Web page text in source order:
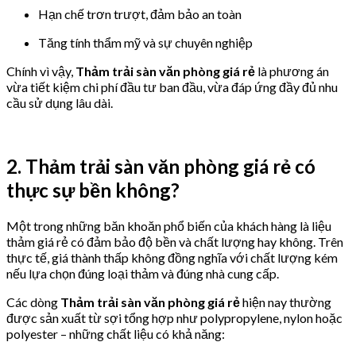
Hạn chế trơn trượt, đảm bảo an toàn
Tăng tính thẩm mỹ và sự chuyên nghiệp
Chính vì vậy, Thảm trải sàn văn phòng giá rẻ là phương án
vừa tiết kiệm chi phí đầu tư ban đầu, vừa đáp ứng đầy đủ nhu
cầu sử dụng lâu dài.
2. Thảm trải sàn văn phòng giá rẻ có
thực sự bền không?
Một trong những băn khoăn phổ biến của khách hàng là liệu
thảm giá rẻ có đảm bảo độ bền và chất lượng hay không. Trên
thực tế, giá thành thấp không đồng nghĩa với chất lượng kém
nếu lựa chọn đúng loại thảm và đúng nhà cung cấp.
Các dòng Thảm trải sàn văn phòng giá rẻhiện nay thường
được sản xuất từ sợi tổng hợp như polypropylene, nylon hoặc
polyester – những chất liệu có khả năng: